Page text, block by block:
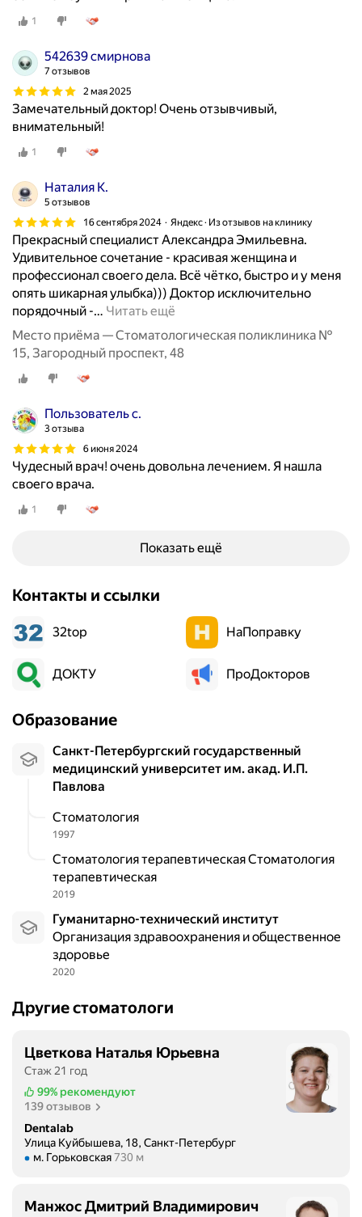
1
542639 смирнова
7 отзывов
2 мая 2025
Замечательный доктор! Очень отзывчивый,
внимательный!
1
Наталия К.
5 отзывов
16 сентября 2024
Яндекс · Из отзывов на клинику
Прекрасный специалист Александра Эмильевна.
Удивительное сочетание - красивая женщина и
профессионал своего дела. Всё чётко, быстро и у меня
опять шикарная улыбка))) Доктор исключительно
порядочный -… Читать ещё
Место приёма — Стоматологическая поликлиника №
15, Загородный проспект, 48
Пользователь с.
3 отзыва
6 июня 2024
Чудесный врач! очень довольна лечением. Я нашла
своего врача.
1
Показать ещё
Контакты и ссылки
32top НаПоправку
ДОКТУ ПроДокторов
Образование
Санкт-Петербургский государственный
медицинский университет им. акад. И.П.
Павлова
Стоматология
1997
Стоматология терапевтическая Стоматология
терапевтическая
2019
Гуманитарно-технический институт
Организация здравоохранения и общественное
здоровье
2020
Другие стоматологи
Цветкова Наталья Юрьевна
Стаж 21 год
99% рекомендуют
139 отзывов
Dentalab
Улица Куйбышева, 18, Санкт-Петербург
Метро м. Горьковская Расстояние 730 м
м. Горьковская 730 м
Манжос Дмитрий Владимирович